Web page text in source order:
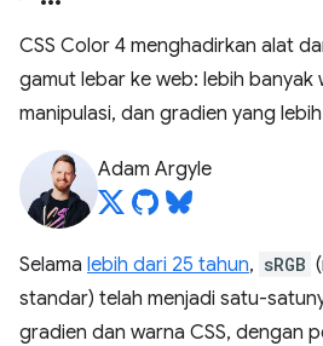
CSS Color 4 menghadirkan alat
gamut lebar ke web: lebih banyak
manipulasi, dan gradien yang
Adam Argyle
Selama lebih dari 25 tahun, sRGB
standar) telah menjadi satu-
gradien dan warna CSS, dengan